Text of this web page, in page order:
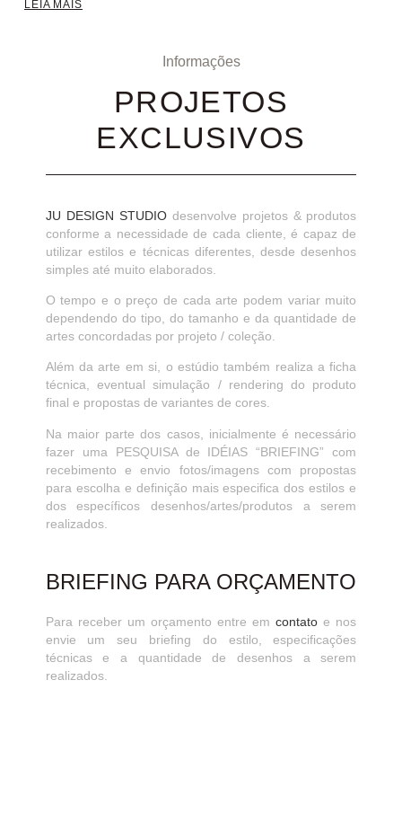
LEIA MAIS
Informações
PROJETOS
EXCLUSIVOS
JU DESIGN STUDIOdesenvolve projetos & produtos
conforme a necessidade de cada cliente, é capaz de
utilizar estilos e técnicas diferentes, desde desenhos
simples até muito elaborados.
O tempo e o preço de cada arte podem variar muito
dependendo do tipo, do tamanho e da quantidade de
artes concordadas por projeto / coleção.
Além da arte em si, o estúdio também realiza a ficha
técnica, eventual simulação / rendering do produto
final e propostas de variantes de cores.
Na maior parte dos casos, inicialmente é necessário
fazer uma PESQUISA de IDÉIAS “BRIEFING” com
recebimento e envio fotos/imagens com propostas
para escolha e definição mais especifica dos estilos e
dos específicos desenhos/artes/produtos a serem
realizados.
BRIEFING PARA ORÇAMENTO
Para receber um orçamento entre emcontato e nos
envie um seu briefing do estilo, especificações
técnicas e a quantidade de desenhos a serem
realizados.